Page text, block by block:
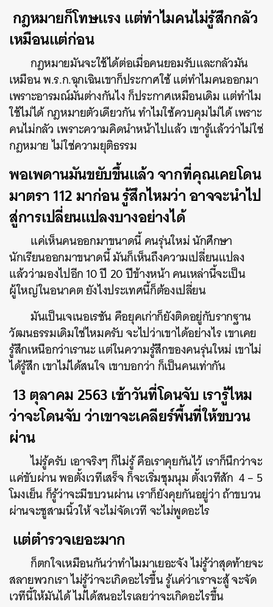
กฎหมายก็โทษแรง แต่ทำไมคนไม่รู้สึกกลัว
เหมือนแต่ก่อน
กฎหมายมันจะใช้ได้ต่อเมื่อคนยอมรับและกลัวมัน
เหมือน พ.ร.ก.ฉุกเฉินเขาก็ประกาศใช้ แต่ทำไมคนออกมา
เพราะอารมณ์มันต่างกันไง ก็ประกาศเหมือนเดิม แต่ทำไม
ใช้ไม่ได้ กฎหมายตัวเดียวกัน ทำไมใช้ควบคุมไม่ได้ เพราะ
คนไม่กลัว เพราะความคิดนำหน้าไปแล้ว เขารู้แล้วว่าไม่ใช่
กฎหมาย ไม่ใช่ความยุติธรรม
พอเพดานมันขยับขึ้นแล้ว จากที่คุณเคยโดน
มาตรา112 มาก่อน รู้สึกไหมว่า อาจจะนำไป
สู่การเปลี่ยนแปลงบางอย่างได้
แค่เห็นคนออกมาขนาดนี้ คนรุ่นใหม่ นักศึกษา
นักเรียนออกมาขนาดนี้ มันก็เห็นถึงความเปลี่ยนแปลง
แล้วว่ามองไปอีก 10 ปี 20 ปีข้างหน้า คนเหล่านี้จะเป็น
ผู้ใหญ่ในอนาคต ยังไงประเทศนี้ก็ต้องเปลี่ยน
มันเป็นเจเนอเรชัน คือยุคเก่าก็ยังติดอยู่กับรากฐาน
วัฒนธรรมเดิมใช่ไหมครับ จะไปว่าเขาได้อย่างไร เขาเคย
รู้สึกเหนือกว่าเรานะ แต่ในความรู้สึกของคนรุ่นใหม่ เขาไม่
ได้รู้สึก เขาไม่ได้สนใจ เขาบอกว่า ก็เป็นคนเท่ากัน
13 ตุลาคม 2563 เช้าวันที่โดนจับ เรารู้ไหม
ว่าจะโดนจับ ว่าเขาจะเคลียร์พื้นที่ให้ขบวน
ผ่าน
ไม่รู้ครับ เอาจริงๆ ก็ไม่รู้ คือเราคุยกันไว้ เราก็นึกว่าจะ
แค่ขับผ่าน พอตั้งเวทีเสร็จ ก็จะเริ่มชุมนุม ตั้งเวทีสัก 4 – 5
โมงเย็น ก็รู้ว่าจะมีขบวนผ่าน เราก็ยังคุยกันอยู่ว่า ถ้าขบวน
ผ่านจะชูสามนิ้วให้ จะไม่จัดเวที จะไม่พูดอะไร
แต่ตำรวจเยอะมาก
ก็ตกใจเหมือนกันว่าทำไมมาเยอะจัง ไม่รู้ว่าสุดท้ายจะ
สลายพวกเรา ไม่รู้ว่าจะเกิดอะไรขึ้น รู้แค่ว่าเราจะสู้ จะจัด
เวทีนี้ให้มันได้ ไม่ได้สนอะไรเลยว่าจะเกิดอะไรขึ้น